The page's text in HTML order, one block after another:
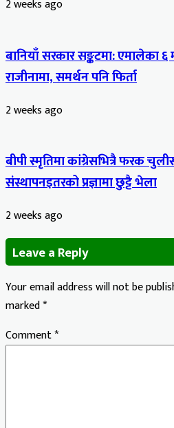
2 weeks ago
बानियाँ सरकार सङ्कटमा: एमालेका ६
राजीनामा, समर्थन पनि फिर्ता
2 weeks ago
बीपी स्मृतिमा कांग्रेसभित्रै फरक
संस्थापनइतरको प्रज्ञामा छुट्टै भेला
2 weeks ago
Leave a Reply
Your email address will not be
marked*
Comment*